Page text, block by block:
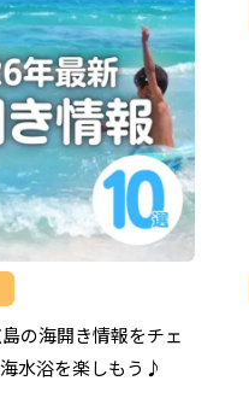
島の海開き情報をチェ
水浴を楽しもう♪